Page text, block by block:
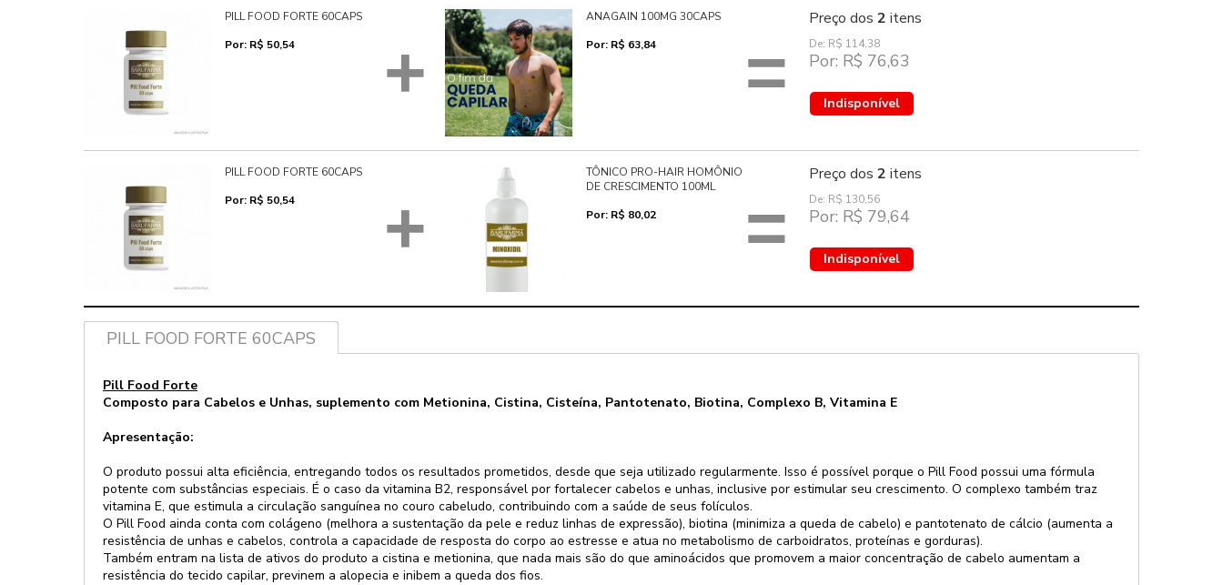
PILL FOOD FORTE 60CAPS
Por: R$ 50,54
+
ANAGAIN 100MG 30CAPS
Por: R$ 63,84
=
Preço dos 2 itens
De: R$ 114,38
Por: R$ 76,63
Indisponível
PILL FOOD FORTE 60CAPS
Por: R$ 50,54
+
TÔNICO PRO-HAIR HOMÔNIO
DE CRESCIMENTO 100ML
Por: R$ 80,02
=
Preço dos 2 itens
De: R$ 130,56
Por: R$ 79,64
Indisponível
PILL FOOD FORTE 60CAPS
Pill Food Forte
Composto para Cabelos e Unhas, suplemento com Metionina, Cistina, Cisteína, Pantotenato, Biotina, Complexo B, Vitamina E
Apresentação:
O produto possui alta eficiência, entregando todos os resultados prometidos, desde que seja utilizado regularmente. Isso é possível porque o Pill Food possui uma fórmula
potente com substâncias especiais. É o caso da vitamina B2, responsável por fortalecer cabelos e unhas, inclusive por estimular seu crescimento. O complexo também traz
vitamina E, que estimula a circulação sanguínea no couro cabeludo, contribuindo com a saúde de seus folículos.
O Pill Food ainda conta com colágeno (melhora a sustentação da pele e reduz linhas de expressão), biotina (minimiza a queda de cabelo) e pantotenato de cálcio (aumenta a
resistência de unhas e cabelos, controla a capacidade de resposta do corpo ao estresse e atua no metabolismo de carboidratos, proteínas e gorduras).
Também entram na lista de ativos do produto a cistina e metionina, que nada mais são do que aminoácidos que promovem a maior concentração de cabelo aumentam a
resistência do tecido capilar, previnem a alopecia e inibem a queda dos fios.